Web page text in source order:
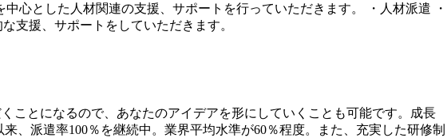
心とした人材関連の支援、サポートを行っていただきます。 ・人材派遣 ・
支援、サポートをしていただきます。
ことになるので、あなたのアイデアを形にしていくことも可能です。成長
、派遣率100％を継続中。業界平均水準が60％程度。また、充実した研修制